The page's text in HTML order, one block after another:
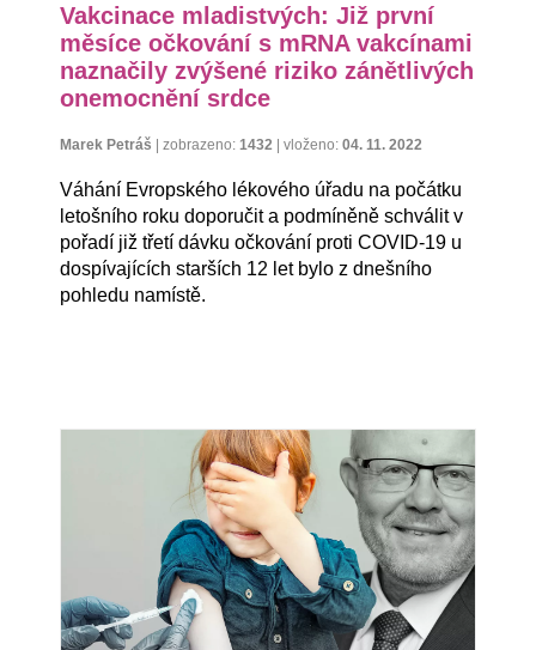
Vakcinace mladistvých: Již první
měsíce očkování s mRNA vakcínami
naznačily zvýšené riziko zánětlivých
onemocnění srdce
Marek Petráš | zobrazeno: 1432 | vloženo: 04. 11. 2022
Váhání Evropského lékového úřadu na počátku
letošního roku doporučit a podmíněně schválit v
pořadí již třetí dávku očkování proti COVID-19 u
dospívajících starších 12 let bylo z dnešního
pohledu namístě.